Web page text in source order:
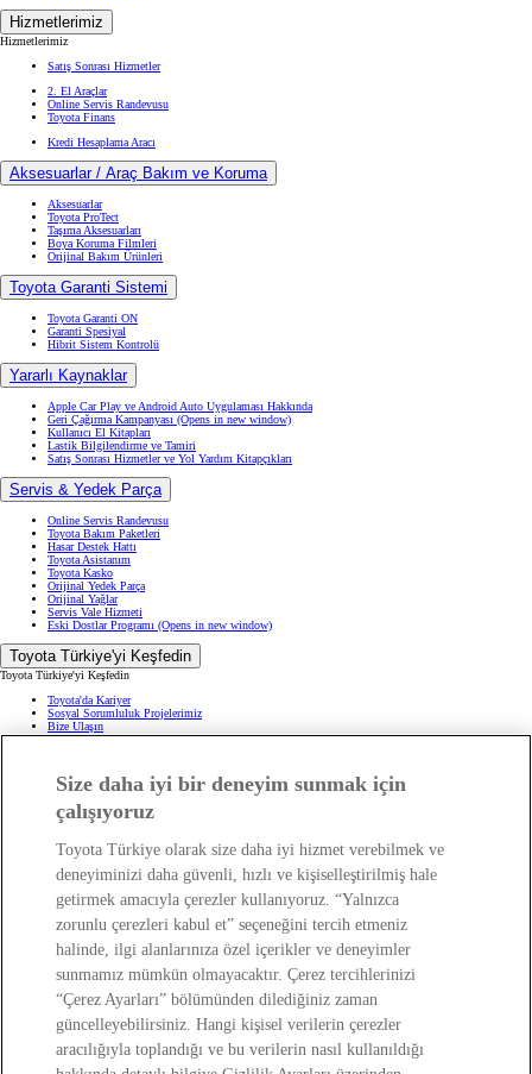
Hizmetlerimiz
Hizmetlerimiz
Satış Sonrası Hizmetler
2. El Araçlar
Online Servis Randevusu
Toyota Finans
Kredi Hesaplama Aracı
Aksesuarlar / Araç Bakım ve Koruma
Aksesuarlar
Toyota ProTect
Taşıma Aksesuarları
Boya Koruma Filmleri
Orijinal Bakım Ürünleri
Toyota Garanti Sistemi
Toyota Garanti ON
Garanti Spesiyal
Hibrit Sistem Kontrolü
Yararlı Kaynaklar
Apple Car Play ve Android Auto Uygulaması Hakkında
Geri Çağırma Kampanyası (Opens in new window)
Kullanıcı El Kitapları
Lastik Bilgilendirme ve Tamiri
Satış Sonrası Hizmetler ve Yol Yardım Kitapçıkları
Servis & Yedek Parça
Online Servis Randevusu
Toyota Bakım Paketleri
Hasar Destek Hattı
Toyota Asistanım
Toyota Kasko
Orijinal Yedek Parça
Orijinal Yağlar
Servis Vale Hizmeti
Eski Dostlar Programı (Opens in new window)
Toyota Türkiye'yi Keşfedin
Toyota Türkiye'yi Keşfedin
Toyota'da Kariyer
Sosyal Sorumluluk Projelerimiz
Bize Ulaşın
Haberler ve Etkinlikler
Hafif Ticari: Toyota Professional
SUV
Toyota Blog
Ağaçlandırma Seferberliği
Yasal Bilgilendirme
Yasal Bilgilendirme
Yasal Uyarı ve Bilgilendirme
Çerez Politikası
Kişisel Verilerin Korunması
Kişisel Veri Paylaşımı ve İletişim İzni
Bilgi Toplumu Hizmetleri(Opens in new window)
TAKATA Hava Yastığı Geri Çağırma
Yakıt Ekonomisi ve CO2 Emisyonu
Pazarlama Faaliyetleri İçin Açık Rıza
Web Erişilebilirlik Beyanı
Size daha iyi bir deneyim sunmak için
çalışıyoruz
Toyota Türkiye olarak size daha iyi hizmet verebilmek ve
deneyiminizi daha güvenli, hızlı ve kişiselleştirilmiş hale
getirmek amacıyla çerezler kullanıyoruz. “Yalnızca
zorunlu çerezleri kabul et” seçeneğini tercih etmeniz
halinde, ilgi alanlarınıza özel içerikler ve deneyimler
sunmamız mümkün olmayacaktır. Çerez tercihlerinizi
“Çerez Ayarları” bölümünden dilediğiniz zaman
güncelleyebilirsiniz. Hangi kişisel verilerin çerezler
aracılığıyla toplandığı ve bu verilerin nasıl kullanıldığı